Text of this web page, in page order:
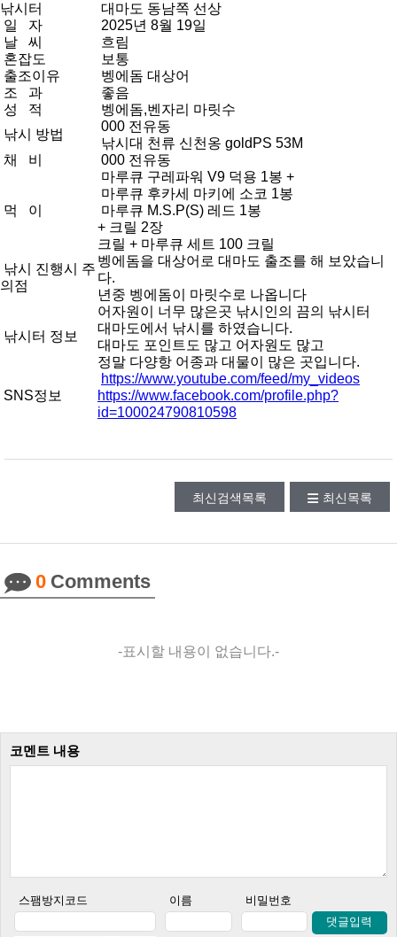
낚시터
대마도 동남쪽 선상
일 자
2025년 8월 19일
날 씨
흐림
혼잡도
보통
출조이유
벵에돔 대상어
조 과
좋음
성 적
벵에돔,벤자리 마릿수
낚시 방법
000 전유동
낚시대 천류 신천옹 goldPS 53M
채 비
000 전유동
먹 이
마루큐 구레파워 V9 덕용 1봉 +
마루큐 후카세 마키에 소코 1봉
마루큐 M.S.P(S) 레드 1봉
+ 크릴 2장
크릴 + 마루큐 세트 100 크릴
낚시 진행시 주
의점
벵에돔을 대상어로 대마도 출조를 해 보았습니
다.
년중 벵에돔이 마릿수로 나옵니다
낚시터 정보
어자원이 너무 많은곳 낚시인의 끔의 낚시터
대마도에서 낚시를 하였습니다.
대마도 포인트도 많고 어자원도 많고
정말 다양항 어종과 대물이 많은 곳입니다.
SNS정보
https://www.youtube.com/feed/my_videos
https://www.facebook.com/profile.php?
id=100024790810598
최신검색목록 최신목록
0 Comments
-표시할 내용이 없습니다.-
코멘트 내용
스팸방지코드 이름
비밀번호
댓글입력